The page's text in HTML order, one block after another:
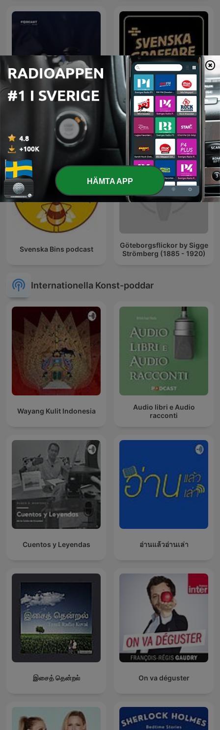
أغرب القضايا Svenska Graffare Podcast
Svenska Bins podcast
Göteborgsflickor by Sigge
Strömberg (1885 - 1920)
Internationella Konst-poddar
Wayang Kulit Indonesia
Audio libri e Audio
racconti
Cuentos y Leyendas อ่านแล้วอ่านเล่า
இசைத் தென்றல் On va déguster
HÄMTA APP